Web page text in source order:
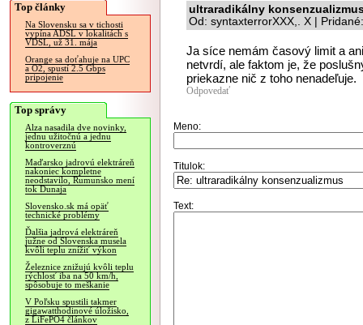
Top články
Na Slovensku sa v tichosti
vypína ADSL v lokalitách s
VDSL, už 31. mája
Orange sa doťahuje na UPC
a O2, spustí 2.5 Gbps
pripojenie
Top správy
Alza nasadila dve novinky,
jednu užitočnú a jednu
kontroverznú
Maďarsko jadrovú elektráreň
nakoniec kompletne
neodstavilo, Rumunsko mení
tok Dunaja
Slovensko.sk má opäť
technické problémy
Ďalšia jadrová elektráreň
južne od Slovenska musela
kvôli teplu znížiť výkon
Železnice znižujú kvôli teplu
rýchlosť iba na 50 km/h,
spôsobuje to meškanie
V Poľsku spustili takmer
gigawatthodinové úložisko,
z LiFePO4 článkov
ultraradikálny
Od: syntaxterrorXXX,. X |
Ja síce nemám časový limit a
netvrdí, ale faktom je, že
priekazne nič z toho nenadeľuje.
Odpovedať
Meno:
Titulok:
Text: